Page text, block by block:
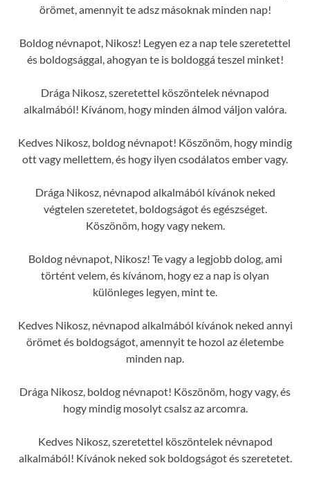
örömet, amennyit te adsz másoknak minden nap!
Boldog névnapot, Nikosz! Legyen ez a nap tele szeretettel
és boldogsággal, ahogyan te is boldoggá teszel minket!
Drága Nikosz, szeretettel köszöntelek névnapod
alkalmából! Kívánom, hogy minden álmod váljon valóra.
Kedves Nikosz, boldog névnapot! Köszönöm, hogy mindig
ott vagy mellettem, és hogy ilyen csodálatos ember vagy.
Drága Nikosz, névnapod alkalmából kívánok neked
végtelen szeretetet, boldogságot és egészséget.
Köszönöm, hogy vagy nekem.
Boldog névnapot, Nikosz! Te vagy a legjobb dolog, ami
történt velem, és kívánom, hogy ez a nap is olyan
különleges legyen, mint te.
Kedves Nikosz, névnapod alkalmából kívánok neked annyi
örömet és boldogságot, amennyit te hozol az életembe
minden nap.
Drága Nikosz, boldog névnapot! Köszönöm, hogy vagy, és
hogy mindig mosolyt csalsz az arcomra.
Kedves Nikosz, szeretettel köszöntelek névnapod
alkalmából! Kívánok neked sok boldogságot és szeretetet.